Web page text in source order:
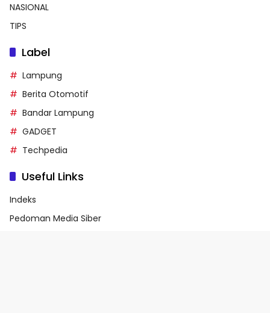
NASIONAL
TIPS
Label
Lampung
Berita Otomotif
Bandar Lampung
GADGET
Techpedia
Useful Links
Indeks
Pedoman Media Siber